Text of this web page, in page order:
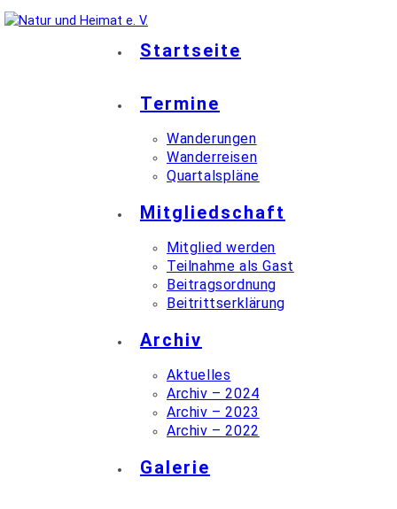
Startseite
Termine
Wanderungen
Wanderreisen
Quartalspläne
Mitgliedschaft
Mitglied werden
Teilnahme als Gast
Beitragsordnung
Beitrittserklärung
Archiv
Aktuelles
Archiv – 2024
Archiv – 2023
Archiv – 2022
Galerie